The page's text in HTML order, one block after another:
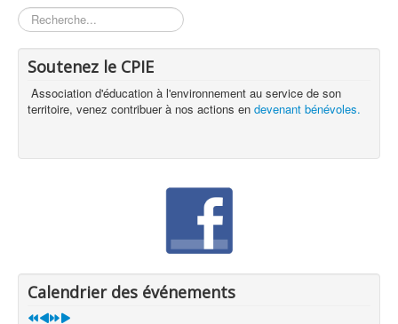
Rechercher
Soutenez le CPIE
Association d'éducation à l'environnement au service de son
territoire, venez contribuer à nos actions en devenant bénévoles.
Calendrier des événements